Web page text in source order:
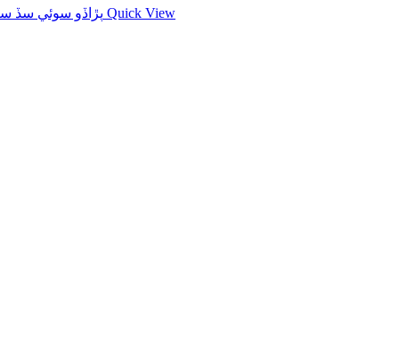
Quick View